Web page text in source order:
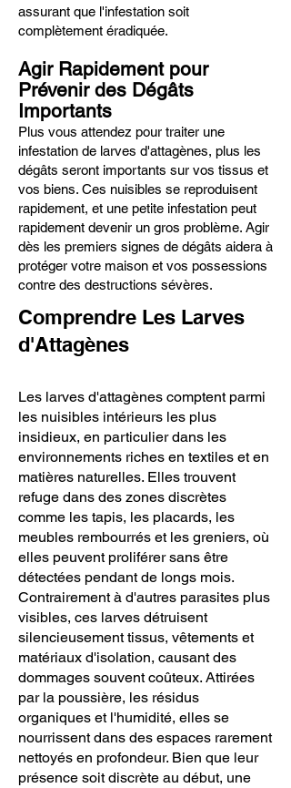
assurant que l'infestation soit
complètement éradiquée.
Agir Rapidement pour
Prévenir des Dégâts
Importants
Plus vous attendez pour traiter une
infestation de larves d'attagènes, plus les
dégâts seront importants sur vos tissus et
vos biens. Ces nuisibles se reproduisent
rapidement, et une petite infestation peut
rapidement devenir un gros problème. Agir
dès les premiers signes de dégâts aidera à
protéger votre maison et vos possessions
contre des destructions sévères.
Comprendre Les Larves
d'Attagènes
Les larves d'attagènes comptent parmi
les nuisibles intérieurs les plus
insidieux, en particulier dans les
environnements riches en textiles et en
matières naturelles. Elles trouvent
refuge dans des zones discrètes
comme les tapis, les placards, les
meubles rembourrés et les greniers, où
elles peuvent proliférer sans être
détectées pendant de longs mois.
Contrairement à d'autres parasites plus
visibles, ces larves détruisent
silencieusement tissus, vêtements et
matériaux d'isolation, causant des
dommages souvent coûteux. Attirées
par la poussière, les résidus
organiques et l'humidité, elles se
nourrissent dans des espaces rarement
nettoyés en profondeur. Bien que leur
présence soit discrète au début, une